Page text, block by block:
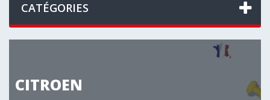
CATÉGORIES
CITROEN